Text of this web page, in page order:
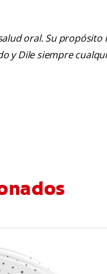
oral. Su
y Dile siempre